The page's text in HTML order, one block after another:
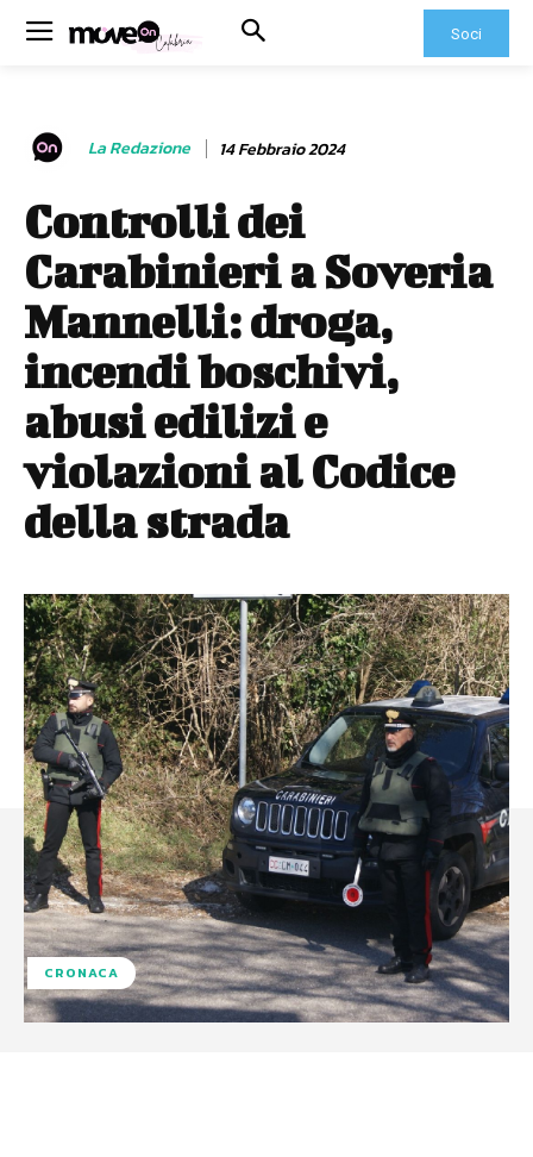
Soci
La Redazione 14 Febbraio 2024
Controlli dei
Carabinieri a Soveria
Mannelli: droga,
incendi boschivi,
abusi edilizi e
violazioni al Codice
della strada
CRONACA